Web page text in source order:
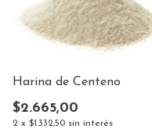
Harina de Centeno
$2.665,00
2 x $1.332,50 sin interés